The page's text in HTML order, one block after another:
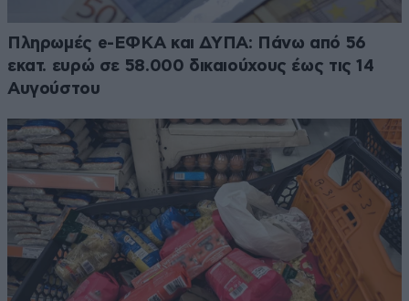
Πληρωμές e-ΕΦΚΑ και ΔΥΠΑ: Πάνω από 56
εκατ. ευρώ σε 58.000 δικαιούχους έως τις 14
Αυγούστου